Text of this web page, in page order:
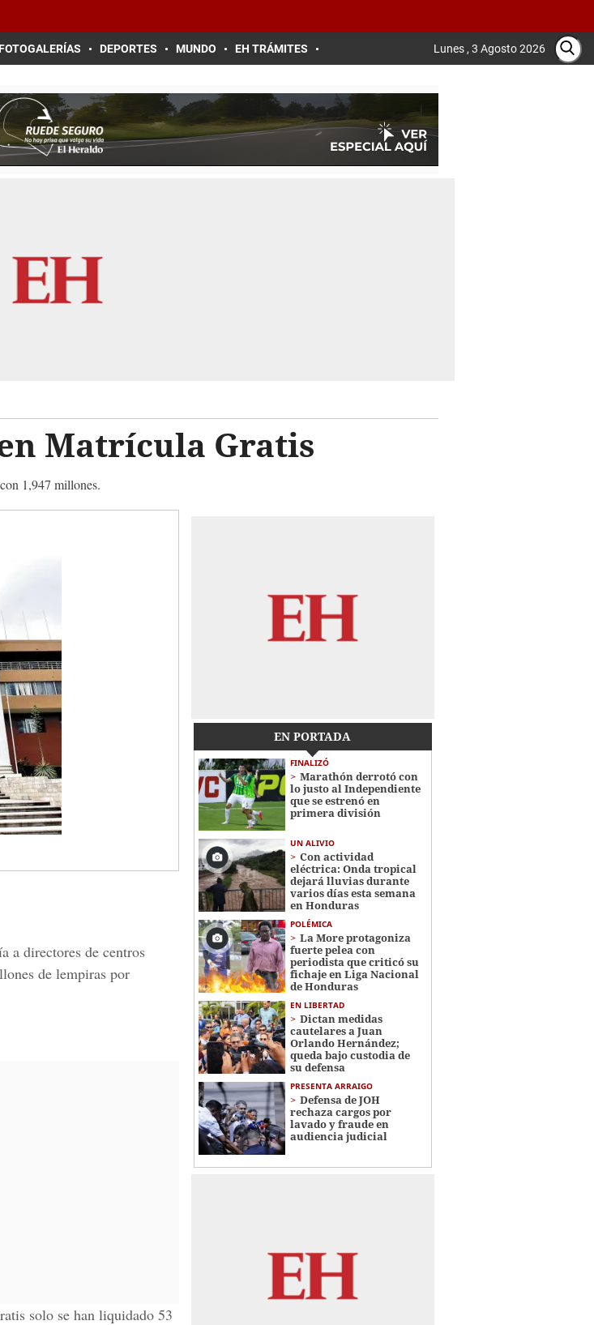
FOTOGALERÍAS DEPORTES MUNDO EH TRÁMITES Lunes , 3 Agosto 2026
Matrícula Gratis
1,947 millones.
a directores de centros
de lempiras por
solo se han liquidado 53
EN PORTADA
FINALIZÓ
Marathón derrotó con
lo justo al Independiente
que se estrenó en
primera división
UN ALIVIO
Con actividad
eléctrica: Onda tropical
dejará lluvias durante
varios días esta semana
en Honduras
POLÉMICA
La More protagoniza
fuerte pelea con
periodista que criticó su
fichaje en Liga Nacional
de Honduras
EN LIBERTAD
Dictan medidas
cautelares a Juan
Orlando Hernández;
queda bajo custodia de
su defensa
PRESENTA ARRAIGO
Defensa de JOH
rechaza cargos por
lavado y fraude en
audiencia judicial